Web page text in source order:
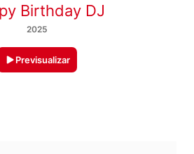
Birthday DJ
2025
Previsualizar